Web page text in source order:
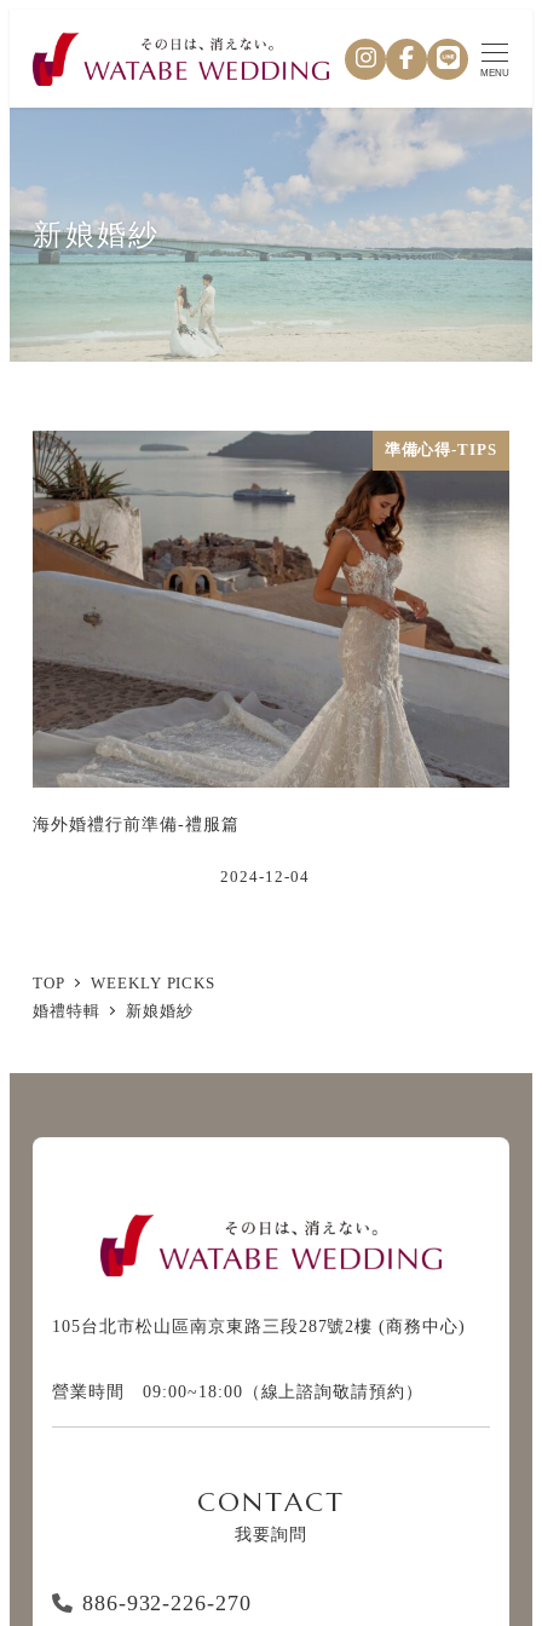
MENU
新娘婚紗
準備心得-TIPS
海外婚禮行前準備-禮服篇
2024-12-04
TOP
WEEKLY PICKS
婚禮特輯
新娘婚紗
105台北市松山區南京東路三段287號2樓 (商務中心)
營業時間 09:00~18:00（線上諮詢敬請預約）
CONTACT
我要詢問
886-932-226-270